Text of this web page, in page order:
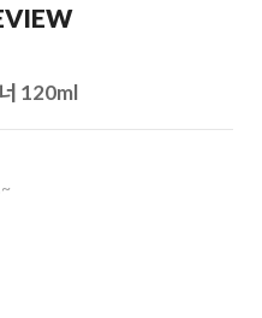
30ml
여러번 주문 구입해서 사용중입니다